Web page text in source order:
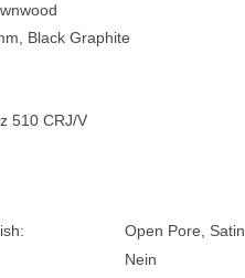
Black Graphite
510 CRJ/V
Open Pore, Satin
Nein